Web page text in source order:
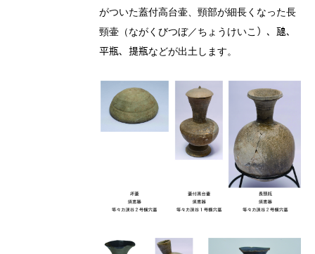
がついた蓋付高台壷、頸部が細長くなった長
頸壷（ながくびつぼ／ちょうけいこ）、𤭯、
平瓶、提瓶などが出土します。